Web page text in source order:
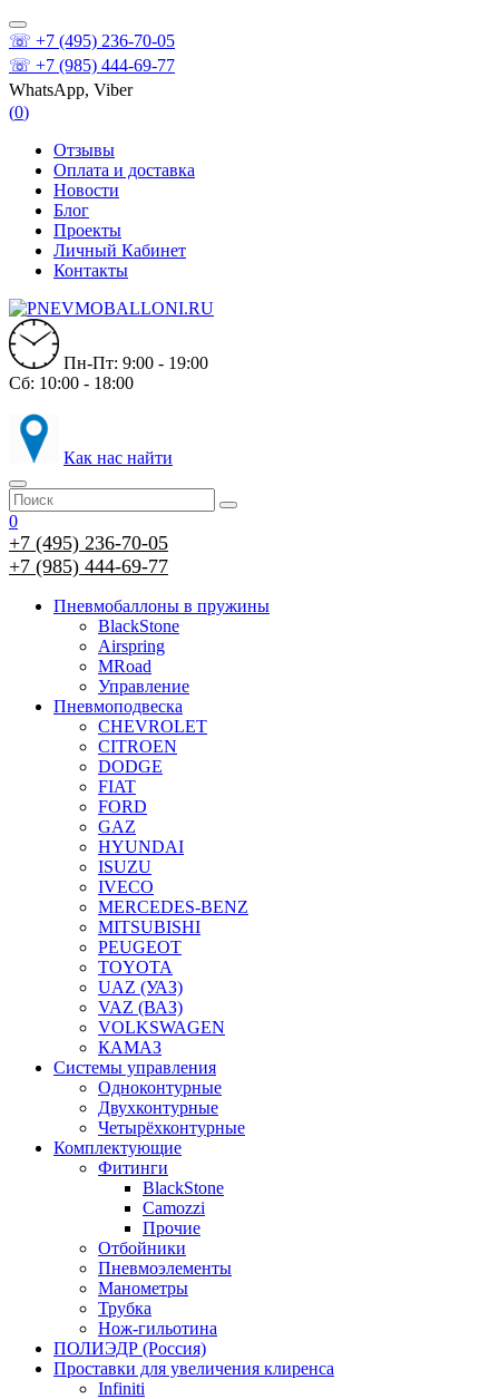
☏ +7 (495) 236-70-05
☏ +7 (985) 444-69-77
WhatsApp, Viber
(0)
Отзывы
Оплата и доставка
Новости
Блог
Проекты
Личный Кабинет
Контакты
Пн-Пт: 9:00 - 19:00
Сб: 10:00 - 18:00
Как нас найти
0
+7 (495) 236-70-05
+7 (985) 444-69-77
Пневмобаллоны в пружины
BlackStone
Airspring
MRoad
Управление
Пневмоподвеска
CHEVROLET
CITROEN
DODGE
FIAT
FORD
GAZ
HYUNDAI
ISUZU
IVECO
MERCEDES-BENZ
MITSUBISHI
PEUGEOT
TOYOTA
UAZ (УАЗ)
VAZ (ВАЗ)
VOLKSWAGEN
КАМАЗ
Системы управления
Одноконтурные
Двухконтурные
Четырёхконтурные
Комплектующие
Фитинги
BlackStone
Camozzi
Прочие
Отбойники
Пневмоэлементы
Манометры
Трубка
Нож-гильотина
ПОЛИЭДР (Россия)
Проставки для увеличения клиренса
Infiniti